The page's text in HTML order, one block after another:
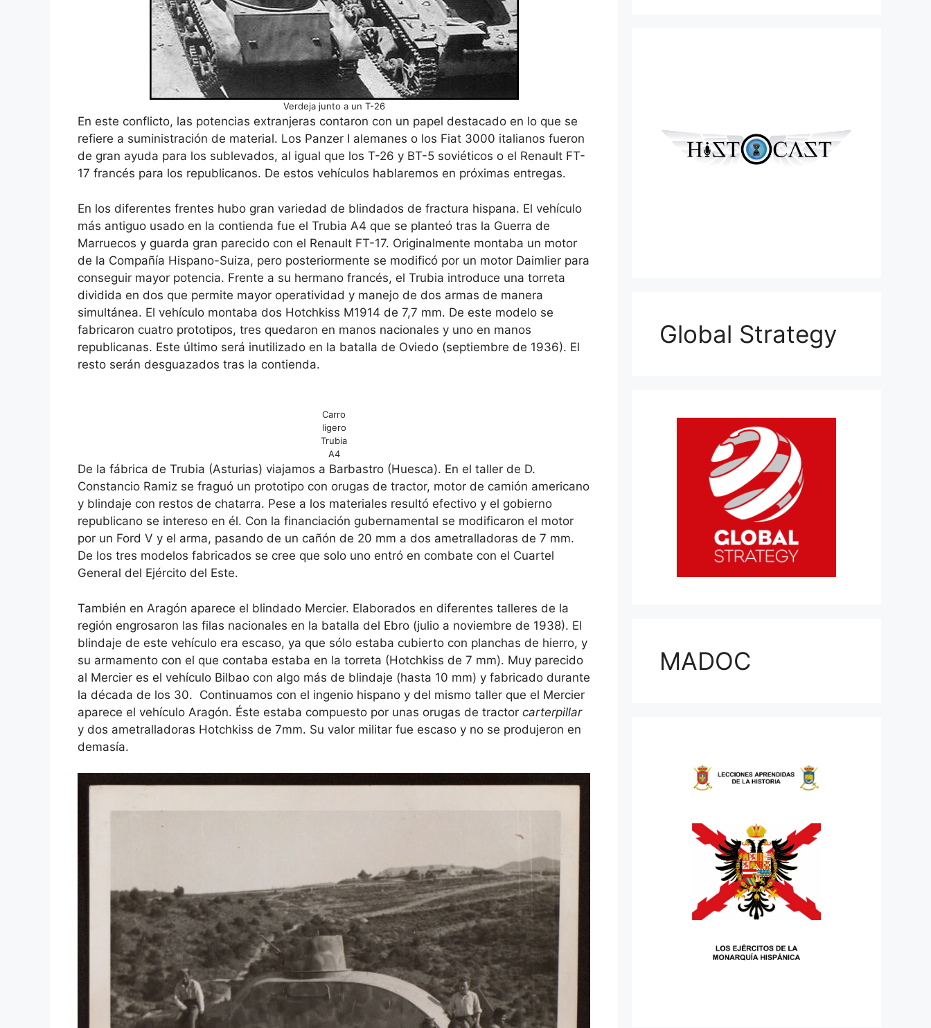
Verdeja junto a un T-26
En este conflicto, las potencias extranjeras contaron con un papel destacado en lo que se
refiere a suministración de material. Los Panzer I alemanes o los Fiat 3000 italianos fueron
de gran ayuda para los sublevados, al igual que los T-26 y BT-5 soviéticos o el Renault FT-
17 francés para los republicanos. De estos vehículos hablaremos en próximas entregas.
En los diferentes frentes hubo gran variedad de blindados de fractura hispana. El vehículo
más antiguo usado en la contienda fue el Trubia A4 que se planteó tras la Guerra de
Marruecos y guarda gran parecido con el Renault FT-17. Originalmente montaba un motor
de la Compañía Hispano-Suiza, pero posteriormente se modificó por un motor Daimlier para
conseguir mayor potencia. Frente a su hermano francés, el Trubia introduce una torreta
dividida en dos que permite mayor operatividad y manejo de dos armas de manera
simultánea. El vehículo montaba dos Hotchkiss M1914 de 7,7 mm. De este modelo se
fabricaron cuatro prototipos, tres quedaron en manos nacionales y uno en manos
republicanas. Este último será inutilizado en la batalla de Oviedo (septiembre de 1936). El
resto serán desguazados tras la contienda.
Carro
ligero
Trubia
A4
De la fábrica de Trubia (Asturias) viajamos a Barbastro (Huesca). En el taller de D.
Constancio Ramiz se fraguó un prototipo con orugas de tractor, motor de camión americano
y blindaje con restos de chatarra. Pese a los materiales resultó efectivo y el gobierno
republicano se intereso en él. Con la financiación gubernamental se modificaron el motor
por un Ford V y el arma, pasando de un cañón de 20 mm a dos ametralladoras de 7 mm.
De los tres modelos fabricados se cree que solo uno entró en combate con el Cuartel
General del Ejército del Este.
También en Aragón aparece el blindado Mercier. Elaborados en diferentes talleres de la
región engrosaron las filas nacionales en la batalla del Ebro (julio a noviembre de 1938). El
blindaje de este vehículo era escaso, ya que sólo estaba cubierto con planchas de hierro, y
su armamento con el que contaba estaba en la torreta (Hotchkiss de 7 mm). Muy parecido
al Mercier es el vehículo Bilbao con algo más de blindaje (hasta 10 mm) y fabricado durante
la década de los 30. Continuamos con el ingenio hispano y del mismo taller que el Mercier
aparece el vehículo Aragón. Éste estaba compuesto por unas orugas de tractor carterpillar
y dos ametralladoras Hotchkiss de 7mm. Su valor militar fue escaso y no se produjeron en
demasía.
Global Strategy
MADOC